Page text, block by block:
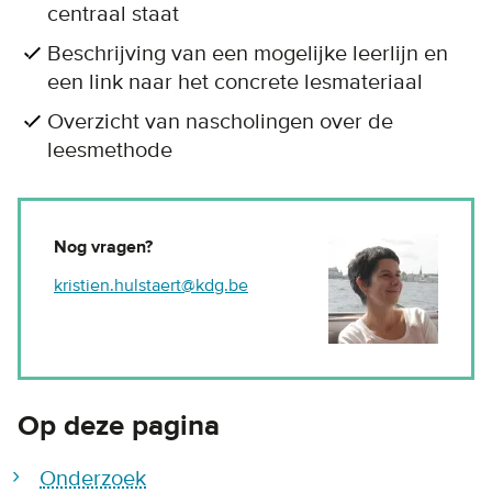
centraal staat
Beschrijving van een mogelijke leerlijn en
een link naar het concrete lesmateriaal
Overzicht van nascholingen over de
leesmethode
Nog vragen?
kristien.hulstaert@kdg.be
Op deze pagina
Onderzoek